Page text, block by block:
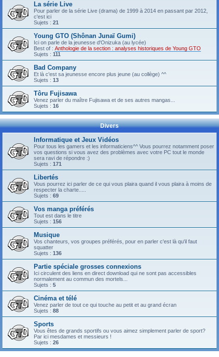
La série Live
Pour parler de la série Live (drama) de 1999 à 2014 en passant par 2012,
c'est ici
Sujets : 21
Young GTO (Shônan Junaï Gumi)
Ici on parle de la jeunesse d'Onizuka (au lycée)
Best of : Anthologie de la section : analyses historiques de Young GTO
Sujets : 111
Bad Company
Et là c'est sa jeunesse encore plus jeune (au collège) ^^
Sujets : 13
Tôru Fujisawa
Venez parler du maître Fujisawa et de ses autres mangas...
Sujets : 16
Divers
Informatique et Jeux Vidéos
Pour tous les gamers et les informaticiens^^ Vous pourrez notamment poser
vos questions si vous avez des problèmes avec votre PC tout le monde
sera ravi de répondre :)
Sujets : 171
Libertés
Vous pourrez ici parler de ce qui vous plaira quand il vous plaira à moins de
respecter la charte.....
Sujets : 69
Vos manga préférés
Tout est dans le titre
Sujets : 156
Musique
Vos chanteurs, vos groupes préférés, pour en parler c'est là qu'il faut
squatter
Sujets : 136
Partie spéciale grosses connexions
Ici circulent des liens en direct download qui ne sont pas accessibles
normalement au commun des mortels...
Sujets : 5
Cinéma et télé
Venez parler de tout ce qui touche au petit et au grand écran
Sujets : 88
Sports
Vous êtes de grands sportifs ou vous aimez simplement parler de sport?
Par ici mesdames et messieurs !
Sujets : 26